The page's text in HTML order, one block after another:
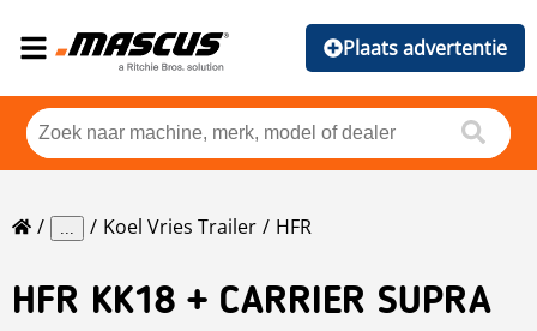
Plaats advertentie
... Koel Vries Trailer HFR
HFR KK18 + CARRIER SUPRA